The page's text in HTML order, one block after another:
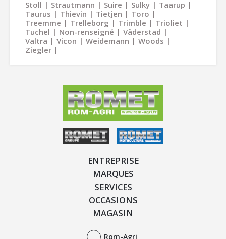
Stoll
Strautmann Suire Sulky
Taarup
Taurus
Thievin Tietjen
Toro
Treemme
Trelleborg Trimble
Trioliet
Tuchel
Non-renseigné
Väderstad
Valtra
Vicon Weidemann
Woods
Ziegler
ENTREPRISE
MARQUES
SERVICES
OCCASIONS
MAGASIN
Rom-Agri